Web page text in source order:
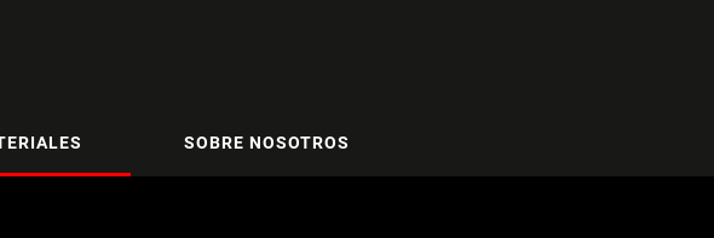
SOBRE NOSOTROS